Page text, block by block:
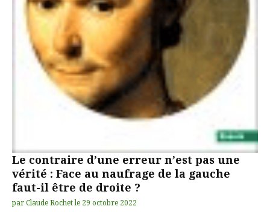
Le contraire d’une erreur n’est pas une
vérité : Face au naufrage de la gauche
faut-il être de droite ?
par Claude Rochet le 29 octobre 2022